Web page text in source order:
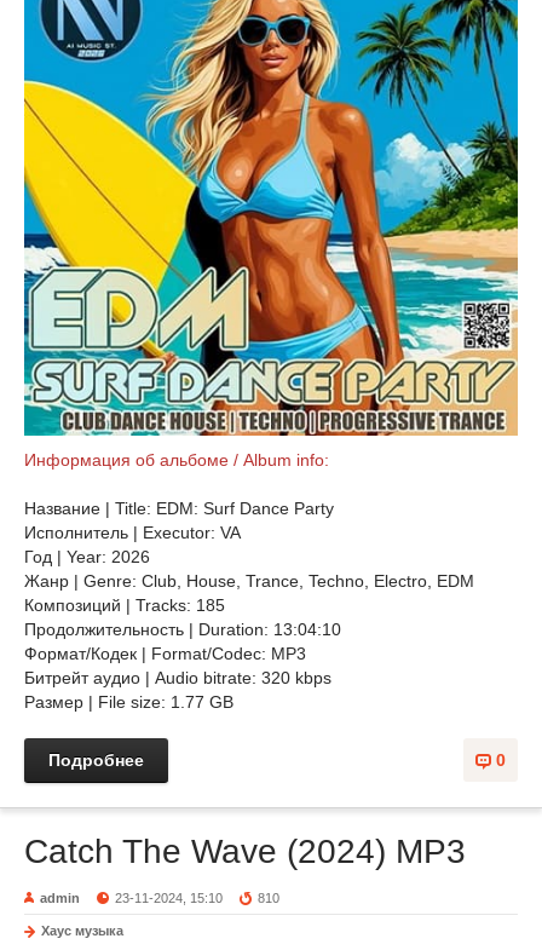
Информация об альбоме / Album info:
Название | Title: EDM: Surf Dance Party
Исполнитель | Executor: VA
Год | Year: 2026
Жанр | Genre: Club, House, Trance, Techno, Electro, EDM
Композиций | Tracks: 185
Продолжительность | Duration: 13:04:10
Формат/Кодек | Format/Codec: MP3
Битрейт аудио | Audio bitrate: 320 kbps
Размер | File size: 1.77 GB
0
Подробнее
Catch The Wave (2024) MP3
admin 23-11-2024, 15:10 810
Хаус музыка